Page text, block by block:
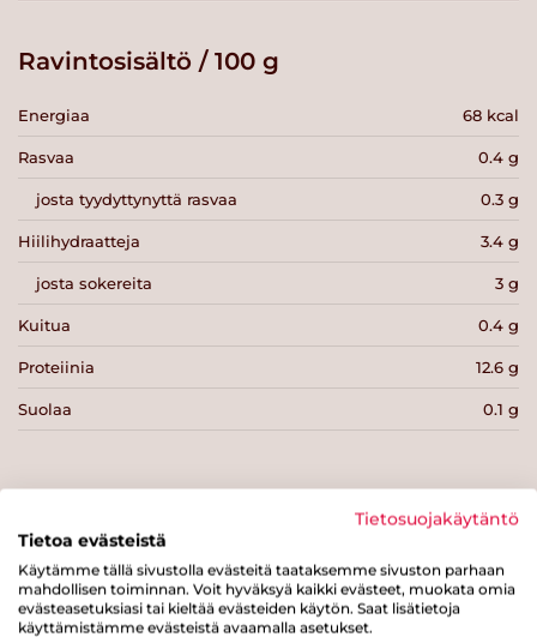
Ravintosisältö / 100 g
Energiaa 68 kcal
Rasvaa 0.4 g
josta tyydyttynyttä rasvaa 0.3 g
Hiilihydraatteja 3.4 g
josta sokereita 3 g
Kuitua 0.4 g
Proteiinia 12.6 g
Suolaa 0.1 g
Tulosta sivu
Tietosuojakäytäntö
Tietoa evästeistä
Käytämme tällä sivustolla evästeitä taataksemme sivuston parhaan
mahdollisen toiminnan. Voit hyväksyä kaikki evästeet, muokata omia
evästeasetuksiasi tai kieltää evästeiden käytön. Saat lisätietoja
käyttämistämme evästeistä avaamalla asetukset.